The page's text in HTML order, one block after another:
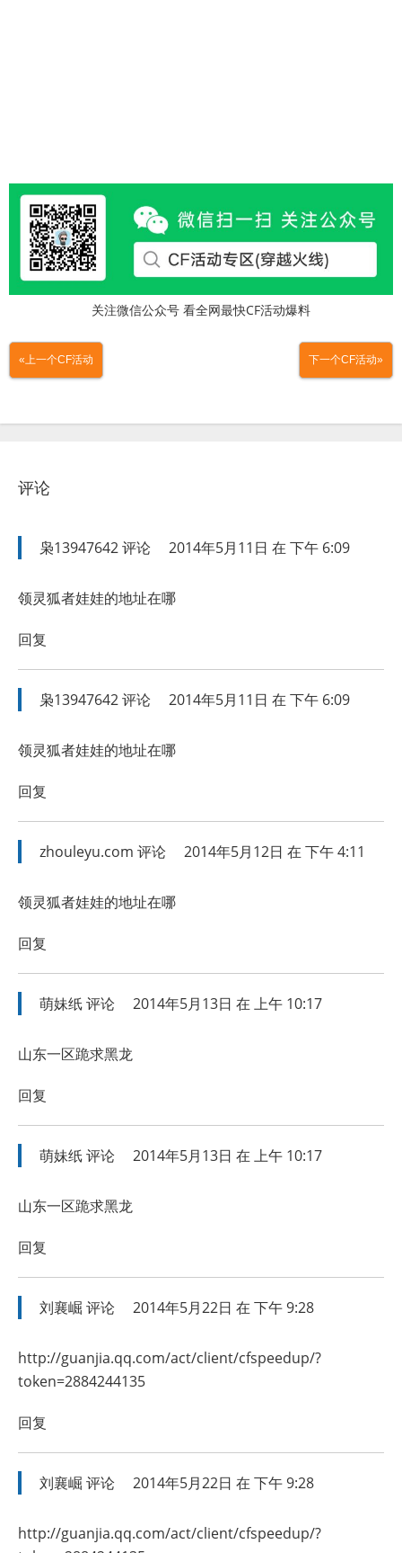
关注微信公众号 看全网最快CF活动爆料
«上一个CF活动 下一个CF活动»
评论
枭13947642评论 2014年5月11日 在 下午 6:09
领灵狐者娃娃的地址在哪
回复
枭13947642评论 2014年5月11日 在 下午 6:09
领灵狐者娃娃的地址在哪
回复
zhouleyu.com 评论 2014年5月12日 在 下午 4:11
领灵狐者娃娃的地址在哪
回复
萌妹纸评论 2014年5月13日 在 上午 10:17
山东一区跪求黑龙
回复
萌妹纸评论 2014年5月13日 在 上午 10:17
山东一区跪求黑龙
回复
刘襄崛 评论 2014年5月22日 在 下午 9:28
http://guanjia.qq.com/act/client/cfspeedup/?
token=2884244135
回复
刘襄崛 评论 2014年5月22日 在 下午 9:28
http://guanjia.qq.com/act/client/cfspeedup/?